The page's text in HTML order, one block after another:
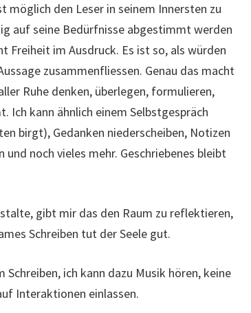
möglich den Leser in seinem Innersten zu
auf seine Bedürfnisse abgestimmt werden
Freiheit im Ausdruck. Es ist so, als würden
zusammenfliessen. Genau das macht
Ruhe denken, überlegen, formulieren,
Ich kann ähnlich einem Selbstgespräch
birgt), Gedanken niederscheiben, Notizen
noch vieles mehr. Geschriebenes bleibt
gibt mir das den Raum zu reflektieren,
Schreiben tut der Seele gut.
ich kann dazu Musik hören, keine
Interaktionen einlassen.